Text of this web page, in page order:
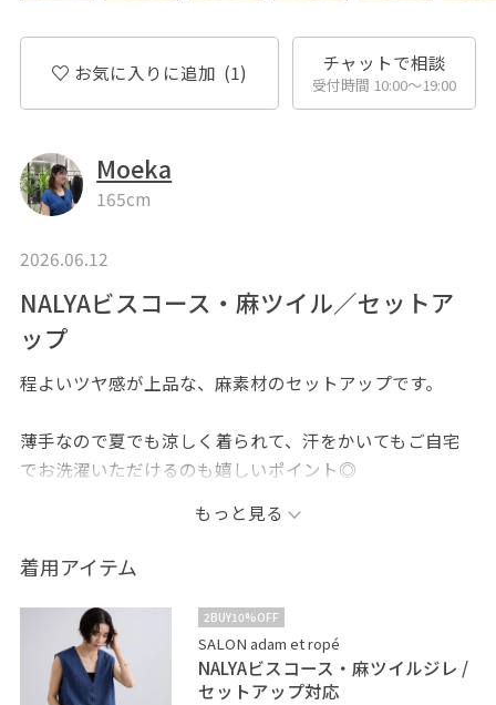
お気に入りに追加 (1) チャットで相談
受付時間 10:00〜19:00
Moeka
165cm
2026.06.12
NALYAビスコース・麻ツイル／セットア
ップ
程よいツヤ感が上品な、麻素材のセットアップです。
薄手なので夏でも涼しく着られて、汗をかいてもご自宅
でお洗濯いただけるのも嬉しいポイント◎
適度なハリ感があり、ラフに羽織ってもスラッと上品に
見える絶妙なシルエットです。
_ _ _ _ _ _ _ _ _ _ _ _ _ _ _
✏︎Information
もっと見る
着用アイテム
2BUY10%OFF
SALON adam et ropé
NALYAビスコース・麻ツイルジレ /
セットアップ対応